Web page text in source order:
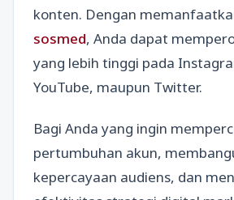
konten. Dengan
sosmed, Anda dapat
yang lebih tinggi pada
YouTube, maupun Twitter.
Bagi Anda yang ingin
pertumbuhan akun,
kepercayaan audiens, dan